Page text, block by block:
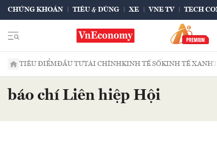
CHỨNG KHOÁN TIÊU & DÙNG XE VNE TV TECH
TIÊU ĐIỂMĐẦU TƯTÀI CHÍNHKINH TẾ SỐKINH TẾ XANH
báo chí Liên hiệp Hội